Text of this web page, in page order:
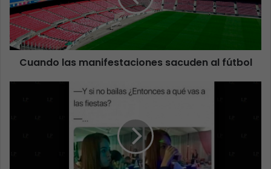
Cuando las manifestaciones sacuden al fútbol